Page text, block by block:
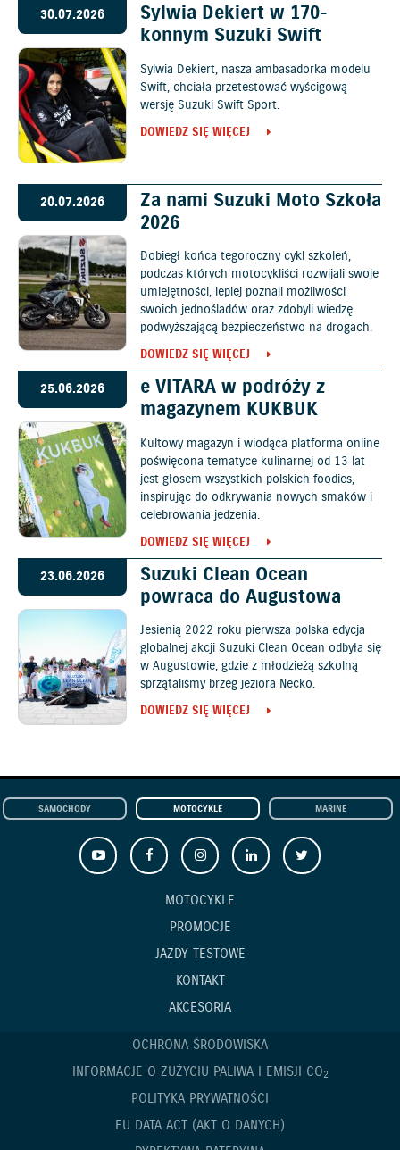
30.07.2026
Sylwia Dekiert w 170-
konnym Suzuki Swift
Sylwia Dekiert, nasza ambasadorka modelu
Swift, chciała przetestować wyścigową
wersję Suzuki Swift Sport.
DOWIEDZ SIĘ WIĘCEJ
20.07.2026
Za nami Suzuki Moto Szkoła
2026
Dobiegł końca tegoroczny cykl szkoleń,
podczas których motocykliści rozwijali swoje
umiejętności, lepiej poznali możliwości
swoich jednośladów oraz zdobyli wiedzę
podwyższającą bezpieczeństwo na drogach.
DOWIEDZ SIĘ WIĘCEJ
25.06.2026
e VITARA w podróży z
magazynem KUKBUK
Kultowy magazyn i wiodąca platforma online
poświęcona tematyce kulinarnej od 13 lat
jest głosem wszystkich polskich foodies,
inspirując do odkrywania nowych smaków i
celebrowania jedzenia.
DOWIEDZ SIĘ WIĘCEJ
23.06.2026
Suzuki Clean Ocean
powraca do Augustowa
Jesienią 2022 roku pierwsza polska edycja
globalnej akcji Suzuki Clean Ocean odbyła się
w Augustowie, gdzie z młodzieżą szkolną
sprzątaliśmy brzeg jeziora Necko.
DOWIEDZ SIĘ WIĘCEJ
SAMOCHODY MOTOCYKLE MARINE
MOTOCYKLE
PROMOCJE
JAZDY TESTOWE
KONTAKT
AKCESORIA
OCHRONA ŚRODOWISKA
INFORMACJE O ZUŻYCIU PALIWA I EMISJI CO2
POLITYKA PRYWATNOŚCI
EU DATA ACT (AKT O DANYCH)